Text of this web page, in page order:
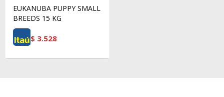
EUKANUBA PUPPY SMALL
BREEDS 15 KG
$ 3.528